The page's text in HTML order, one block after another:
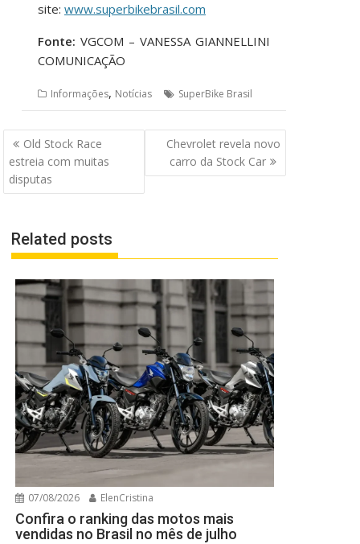
site: www.superbikebrasil.com
Fonte: VGCOM – VANESSA GIANNELLINI
COMUNICAÇÃO
Informações, Notícias SuperBike Brasil
Navegação
de
Post
Old Stock Race
estreia com muitas
disputas
Chevrolet revela novo
carro da Stock Car
Related posts
07/08/2026 ElenCristina
Confira o ranking das motos mais
vendidas no Brasil no mês de julho